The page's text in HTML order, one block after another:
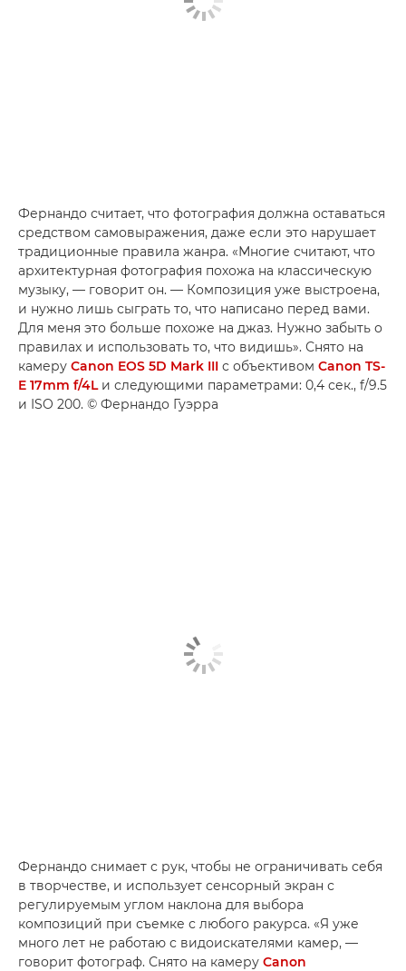
Фернандо считает, что фотография должна оставаться
средством самовыражения, даже если это нарушает
традиционные правила жанра. «Многие считают, что
архитектурная фотография похожа на классическую
музыку, — говорит он. — Композиция уже выстроена,
и нужно лишь сыграть то, что написано перед вами.
Для меня это больше похоже на джаз. Нужно забыть о
правилах и использовать то, что видишь». Снято на
камеру Canon EOS 5D Mark III с объективом Canon TS-
E 17mm f/4Lи следующими параметрами: 0,4 сек., f/9.5
и ISO 200. © Фернандо Гуэрра
Фернандо снимает с рук, чтобы не ограничивать себя
в творчестве, и использует сенсорный экран с
регулируемым углом наклона для выбора
композиций при съемке с любого ракурса. «Я уже
много лет не работаю с видоискателями камер, —
говорит фотограф. Снято на камеру Canon